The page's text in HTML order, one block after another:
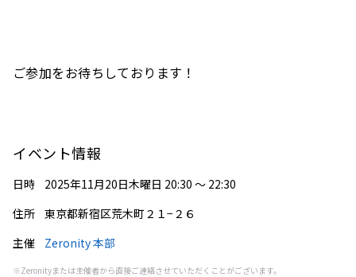
ご参加をお待ちしております！
イベント情報
日時
2025年11月20日木曜日 20:30 〜 22:30
住所 東京都新宿区荒木町２１−２６
主催
Zeronity 本部
※Zeronityまたは主催者から直接ご連絡させていただくことがございます。